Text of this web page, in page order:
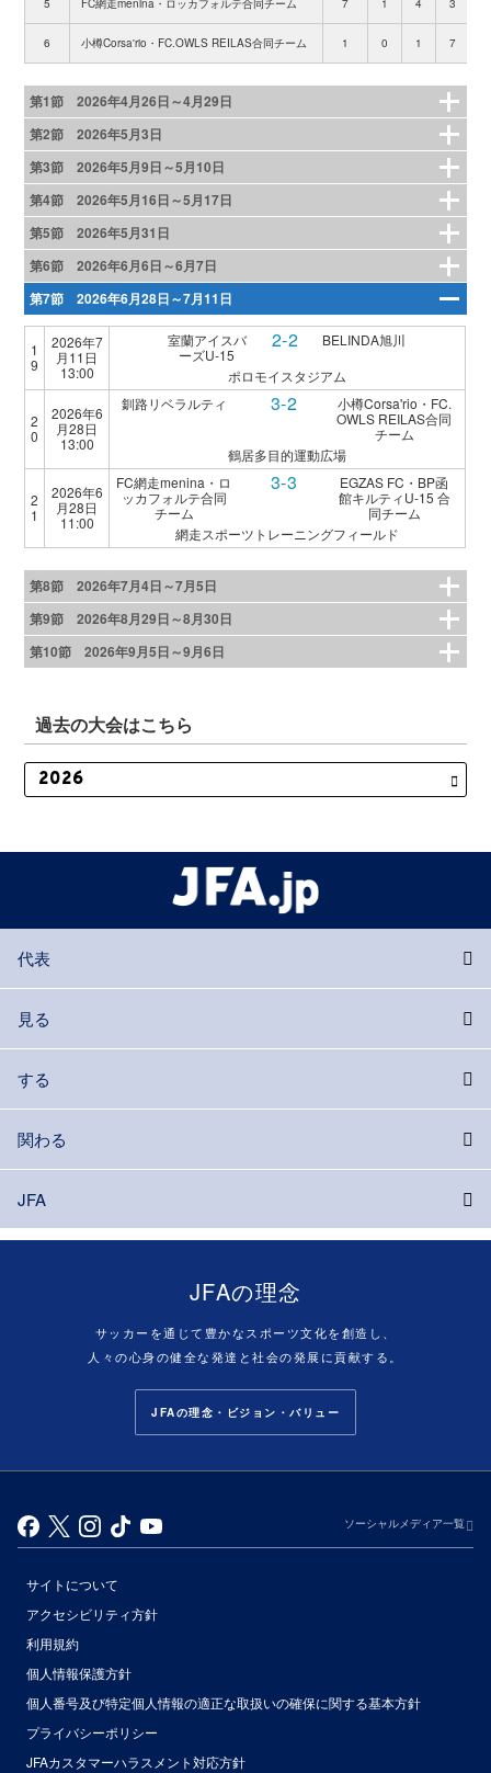
5 FC網走menina・ロッカフォルテ合同チーム 7 1 4 3
6 小樽Corsa'rio・FC.OWLS REILAS合同チーム 1 0 1 7
第1節 2026年4月26日～4月29日
第2節 2026年5月3日
第3節 2026年5月9日～5月10日
第4節 2026年5月16日～5月17日
第5節 2026年5月31日
第6節 2026年6月6日～6月7日
第7節 2026年6月28日～7月11日
1
9
2026年7
月11日
13:00
室蘭アイスバ
ーズU-15
2-2
BELINDA旭川
ポロモイスタジアム
2
0
2026年6
月28日
13:00
釧路リベラルティ 3-2
小樽Corsa'rio・FC.
OWLS REILAS合同
チーム
鶴居多目的運動広場
2
1
2026年6
月28日
11:00
FC網走menina・ロ
ッカフォルテ合同
チーム
3-3
EGZAS FC・BP函
館キルティU-15 合
同チーム
網走スポーツトレーニングフィールド
第8節 2026年7月4日～7月5日
第9節 2026年8月29日～8月30日
第10節 2026年9月5日～9月6日
過去の大会はこちら
代表
見る
する
関わる
JFA
JFAの理念
サッカーを通じて豊かなスポーツ文化を創造し、
人々の心身の健全な発達と社会の発展に貢献する。
JFAの理念・ビジョン・バリュー
ソーシャルメディア一覧
サイトについて
アクセシビリティ方針
利用規約
個人情報保護方針
個人番号及び特定個人情報の適正な取扱いの確保に関する基本方針
プライバシーポリシー
JFAカスタマーハラスメント対応方針